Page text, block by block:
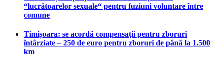
“lucrătoarelor sexuale“ pentru fuziuni voluntare între
comune
Timișoara: se acordă compensații pentru zboruri
întârziate – 250 de euro pentru zboruri de până la 1.500
km